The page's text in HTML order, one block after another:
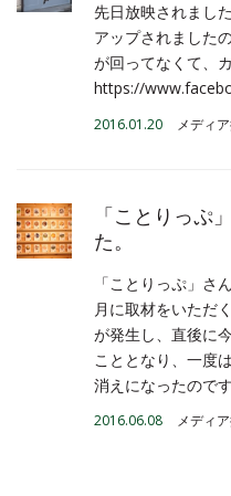
先日放映されまし
アップされました
が回ってなくて、
https://
2016.01.20 メディ
「ことりっぷ
た。
「ことりっぷ」さ
月に取材をいただ
が発生し、直後に
こととなり、一度
消えになったので
2016.06.08 メディ